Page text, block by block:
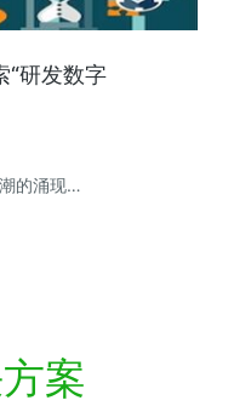
研发数字
的涌现…
案